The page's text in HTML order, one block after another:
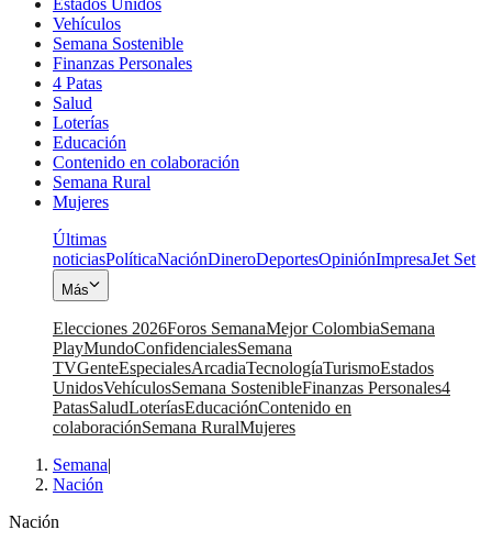
Vehículos
Semana Sostenible
Finanzas Personales
4 Patas
Salud
Loterías
Educación
Contenido en colaboración
Semana Rural
Mujeres
Últimas
noticiasPolíticaNaciónDineroDeportesOpiniónImpresaJet Set
Más
Elecciones 2026Foros SemanaMejor ColombiaSemana
PlayMundoConfidencialesSemana
TVGenteEspecialesArcadiaTecnologíaTurismoEstados
UnidosVehículosSemana SostenibleFinanzas Personales4
PatasSaludLoteríasEducaciónContenido en
colaboraciónSemana RuralMujeres
Semana|
Nación
Nación